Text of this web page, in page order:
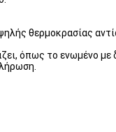
θερμοκρασίας
όπως το ενωμένο με